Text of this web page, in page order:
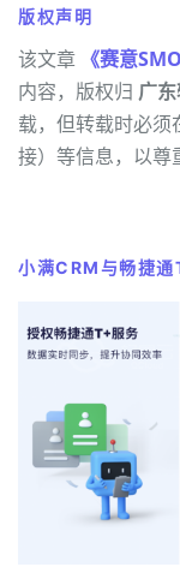
版权声明
该文章 《赛意
内容，版权归 广
载，但转载时必
接）等信息，以尊
小满CRM与畅捷通